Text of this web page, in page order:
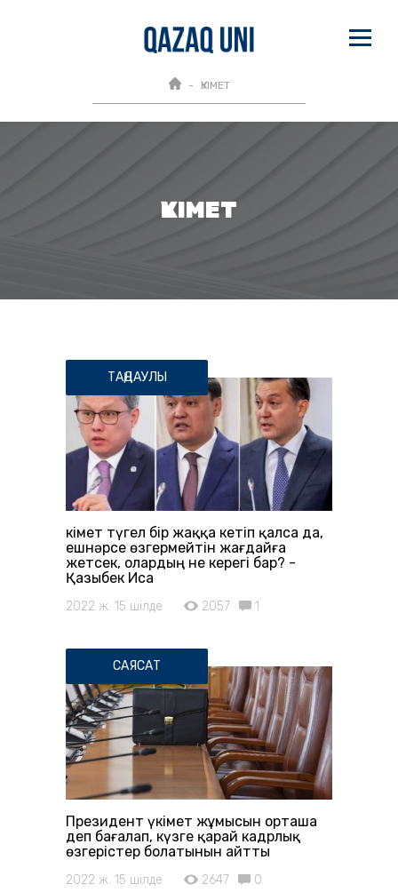
ҮКІМЕТ
ҮКІМЕТ
ТАҢДАУЛЫ
Үкімет түгел бір жаққа кетіп қалса да,
ешнәрсе өзгермейтін жағдайға
жетсек, олардың не керегі бар? -
Қазыбек Иса
2022 ж. 15 шілде 2057 1
САЯСАТ
Президент үкімет жұмысын орташа
деп бағалап, күзге қарай кадрлық
өзгерістер болатынын айтты
2022 ж. 15 шілде 2647 0